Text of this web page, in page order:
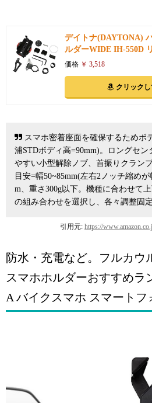
デイトナ(DAYTONA)
ルダーWIDE IH-550D
価格 ￥ 3,518
クリックし
スマホ密着座面を確保するためボ
浦STDボディ高=90mm)。ロングセ
やすい小型解除ノブ、首振りクラン
目安=幅50~85mm(左右2ノッチ縮め
m、重さ300g以下。機種に合わせて
の組み合わせを選択し、各々調整固定
引用元: https://
防水・充電など。フルカウ
スマホホルダーおすすめラ
A バイクスマホ スマートフ